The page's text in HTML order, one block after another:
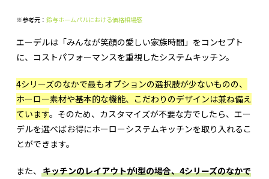
※参考元： 鈴与ホームパルにおける価格相場感
エーデルは「みんなが笑顔の愛しい家族時間」をコンセプト
に、コストパフォーマンスを重視したシステムキッチン。
4シリーズのなかで最もオプションの選択肢が少ないものの、
ホーロー素材や基本的な機能、こだわりのデザインは兼ね備え
ています。そのため、カスタマイズが不要な方でしたら、エー
デルを選べばお得にホーローシステムキッチンを取り入れるこ
とができます。
また、 キッチンのレイアウトがI型の場合、4シリーズのなかで